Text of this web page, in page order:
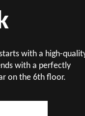
with a high-
with a perfectly
on the 6th floor.